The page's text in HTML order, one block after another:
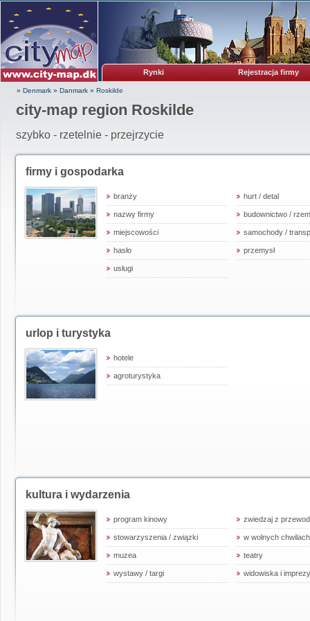
Rynki Rejestracja firmy
» Denmark » Danmark » Roskilde
city-map region Roskilde
szybko - rzetelnie - przejrzycie
firmy i gospodarka
branży
nazwy firmy
miejscowości
hasło
usługi
hurt / detal
budownictwo /
samochody /
przemysł
urlop i turystyka
hotele
agroturystyka
kultura i wydarzenia
program kinowy
stowarzyszenia / związki
muzea
wystawy / targi
zwiedzaj z
w wolnych chwilach
teatry
widowiska i imprezy